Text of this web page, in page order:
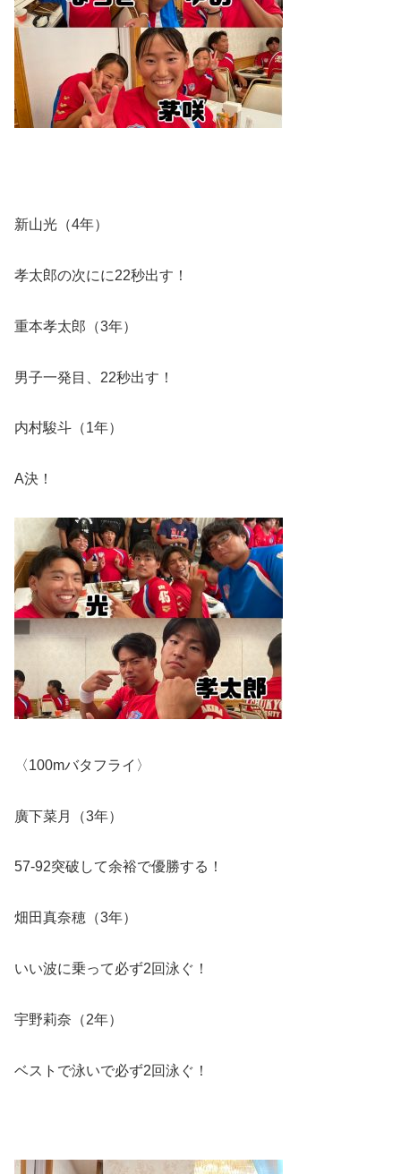
新山光（4年）
孝太郎の次にに22秒出す！
重本孝太郎（3年）
男子一発目、 22秒出す！
内村駿斗（1年）
A決！
〈100mバタフライ〉
廣下菜月（3年）
57-92突破して余裕で優勝する！
畑田真奈穂（3年）
いい波に乗って必ず2回泳ぐ！
宇野莉奈（2年）
ベストで泳いで必ず2回泳ぐ！